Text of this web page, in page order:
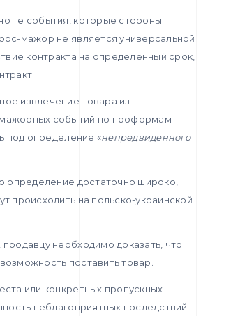
те события, которые стороны
мажор не является универсальной
контракта на определённый срок,
извлечение товара из
событий по проформам
под определение «непредвиденного
определение достаточно широко,
происходить на польско-украинской
необходимо доказать, что
поставить товар.
или конкретных пропускных
неблагоприятных последствий